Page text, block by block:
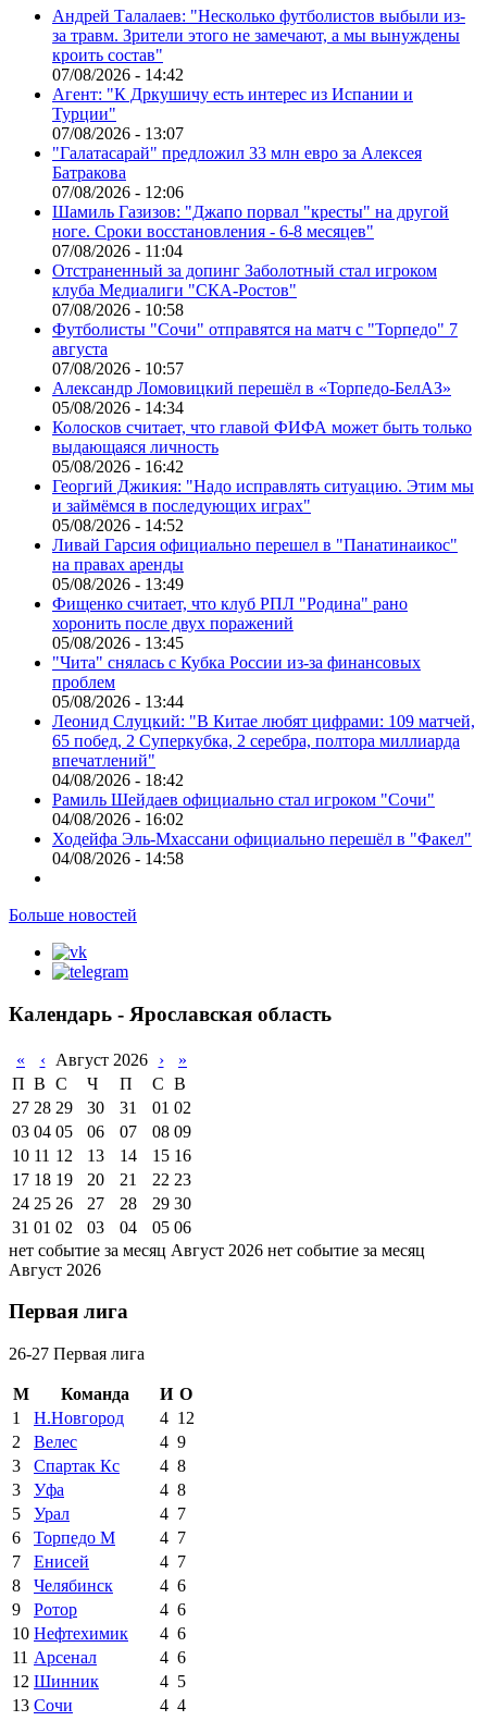
Андрей Талалаев: "Несколько футболистов выбыли из-
за травм. Зрители этого не замечают, а мы вынуждены
кроить состав"
07/08/2026 - 14:42
Агент: "К Дркушичу есть интерес из Испании и
Турции"
07/08/2026 - 13:07
"Галатасарай" предложил 33 млн евро за Алексея
Батракова
07/08/2026 - 12:06
Шамиль Газизов: "Джапо порвал "кресты" на другой
ноге. Сроки восстановления - 6-8 месяцев"
07/08/2026 - 11:04
Отстраненный за допинг Заболотный стал игроком
клуба Медиалиги "СКА-Ростов"
07/08/2026 - 10:58
Футболисты "Сочи" отправятся на матч с "Торпедо" 7
августа
07/08/2026 - 10:57
Александр Ломовицкий перешёл в «Торпедо-БелАЗ»
05/08/2026 - 14:34
Колосков считает, что главой ФИФА может быть только
выдающаяся личность
05/08/2026 - 16:42
Георгий Джикия: "Надо исправлять ситуацию. Этим мы
и займёмся в последующих играх"
05/08/2026 - 14:52
Ливай Гарсия официально перешел в "Панатинаикос"
на правах аренды
05/08/2026 - 13:49
Фищенко считает, что клуб РПЛ "Родина" рано
хоронить после двух поражений
05/08/2026 - 13:45
"Чита" снялась с Кубка России из-за финансовых
проблем
05/08/2026 - 13:44
Леонид Слуцкий: "В Китае любят цифрами: 109 матчей,
65 побед, 2 Суперкубка, 2 серебра, полтора миллиарда
впечатлений"
04/08/2026 - 18:42
Рамиль Шейдаев официально стал игроком "Сочи"
04/08/2026 - 16:02
Ходейфа Эль-Мхассани официально перешёл в "Факел"
04/08/2026 - 14:58
Больше новостей
Календарь - Ярославская область
« ‹ Август 2026 ›
»
П В С Ч П С В
27 28 29 30 31 01 02
03 04 05 06 07 08 09
10 11 12 13 14 15 16
17 18 19 20 21 22 23
24 25 26 27 28 29 30
31 01 02 03 04 05 06
нет событие за месяц Август 2026 нет событие за месяц
Август 2026
Первая лига
26-27 Первая лига
М Команда И О
1
Н.Новгород 4 12
2
Велес 4 9
3
Спартак Кс 4 8
3
Уфа 4 8
5
Урал 4 7
6
Торпедо М 4 7
7
Енисей 4 7
8
Челябинск 4 6
9
Ротор 4 6
10 Нефтехимик 4 6
11 Арсенал 4 6
12 Шинник 4 5
13 Сочи 4 4